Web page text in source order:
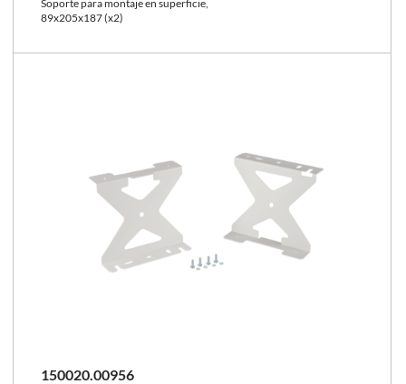
Soporte para montaje en superficie,
89x205x187 (x2)
150020.00956